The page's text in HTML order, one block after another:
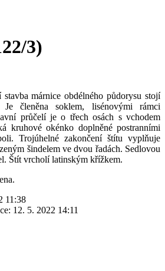
3)
márnice obdélného půdorysu stojí
členěna soklem, lisénovými rámci
průčelí je o třech osách s vchodem
kruhové okénko doplněné postranními
Trojúhelné zakončení štítu vyplňuje
šindelem ve dvou řadách. Sedlovou
Štít vrcholí latinským křížkem.
11:38
12. 5. 2022 14:11